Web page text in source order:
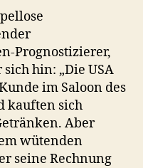
Prognostizierer,
hin: „Die USA
im Saloon des
kauften sich
Aber
wütenden
seine Rechnung